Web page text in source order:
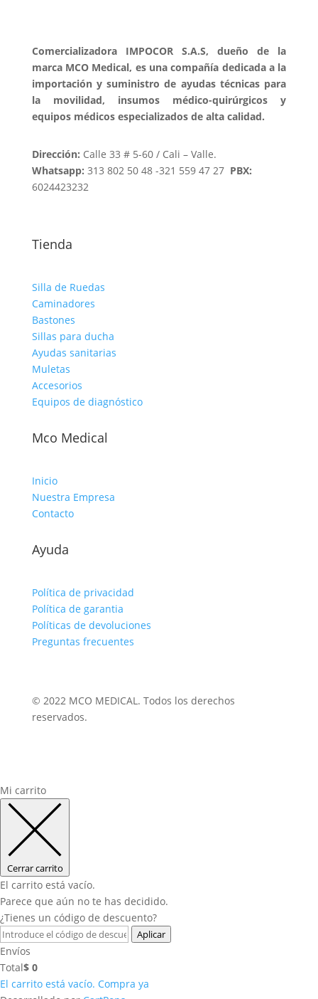
Comercializadora IMPOCOR S.A.S, dueño de la
marca MCO Medical, es una compañía dedicada a la
importación y suministro de ayudas técnicas para
la movilidad, insumos médico-quirúrgicos y
equipos médicos especializados de alta calidad.
Dirección: Calle 33 # 5-60 / Cali – Valle.
Whatsapp: 313 802 50 48 -321 559 47 27 PBX:
6024423232
Tienda
Silla de Ruedas
Caminadores
Bastones
Sillas para ducha
Ayudas sanitarias
Muletas
Accesorios
Equipos de diagnóstico
Mco Medical
Inicio
Nuestra Empresa
Contacto
Ayuda
Política de privacidad
Política de garantia
Políticas de devoluciones
Preguntas frecuentes
© 2022 MCO MEDICAL. Todos los derechos
reservados.
Mi carrito
Cerrar carrito
El carrito está vacío.
Parece que aún no te has decidido.
¿Tienes un código de descuento?
Aplicar
Envíos
Total$ 0
El carrito está vacío. Compra ya